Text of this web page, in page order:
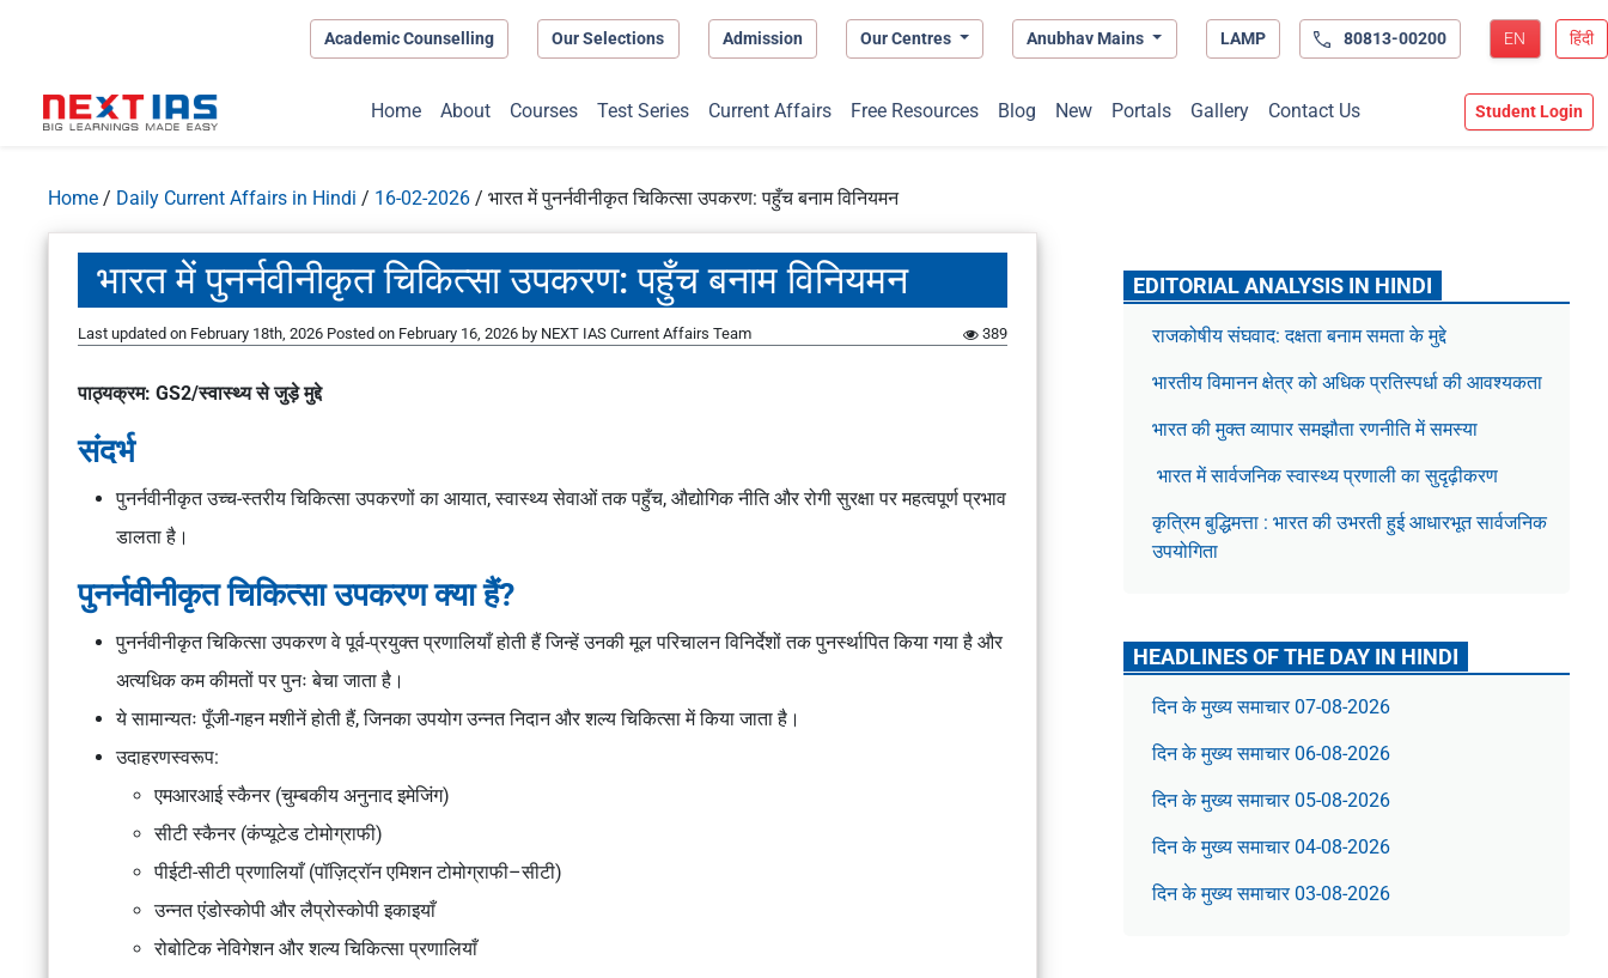
Academic Counselling Our Selections Admission Our Centres Anubhav Mains LAMP 80813-00200 EN हिंदी
Home About Courses Test Series Current Affairs Free Resources Blog New Portals Gallery Contact Us Student Login
Home / Daily Current Affairs in Hindi / 16-02-2026 / भारत में पुनर्नवीनीकृत चिकित्सा उपकरण: पहुँच बनाम विनियमन
भारत में पुनर्नवीनीकृत चिकित्सा उपकरण: पहुँच बनाम विनियमन
Last updated on February 18th, 2026 Posted on February 16, 2026 by NEXT IAS Current Affairs Team 389
पाठ्यक्रम: GS2/स्वास्थ्य से जुड़े मुद्दे
संदर्भ
पुनर्नवीनीकृत उच्च-स्तरीय चिकित्सा उपकरणों का आयात, स्वास्थ्य सेवाओं तक पहुँच, औद्योगिक नीति और रोगी सुरक्षा पर महत्वपूर्ण प्रभाव
डालता है।
पुनर्नवीनीकृत चिकित्सा उपकरण क्या हैं?
पुनर्नवीनीकृत चिकित्सा उपकरण वे पूर्व-प्रयुक्त प्रणालियाँ होती हैं जिन्हें उनकी मूल परिचालन विनिर्देशों तक पुनर्स्थापित किया गया है और
अत्यधिक कम कीमतों पर पुनः बेचा जाता है।
ये सामान्यतः पूँजी-गहन मशीनें होती हैं, जिनका उपयोग उन्नत निदान और शल्य चिकित्सा में किया जाता है।
उदाहरणस्वरूप:
एमआरआई स्कैनर (चुम्बकीय अनुनाद इमेजिंग)
सीटी स्कैनर (कंप्यूटेड टोमोग्राफी)
पीईटी-सीटी प्रणालियाँ (पॉज़िट्रॉन एमिशन टोमोग्राफी–सीटी)
उन्नत एंडोस्कोपी और लैप्रोस्कोपी इकाइयाँ
रोबोटिक नेविगेशन और शल्य चिकित्सा प्रणालियाँ
EDITORIAL ANALYSIS IN HINDI
राजकोषीय संघवाद: दक्षता बनाम समता के मुद्दे
भारतीय विमानन क्षेत्र को अधिक प्रतिस्पर्धा की आवश्यकता
भारत की मुक्त व्यापार समझौता रणनीति में समस्या
भारत में सार्वजनिक स्वास्थ्य प्रणाली का सुदृढ़ीकरण
कृत्रिम बुद्धिमत्ता : भारत की उभरती हुई आधारभूत सार्वजनिक
उपयोगिता
HEADLINES OF THE DAY IN HINDI
दिन के मुख्य समाचार 07-08-2026
दिन के मुख्य समाचार 06-08-2026
दिन के मुख्य समाचार 05-08-2026
दिन के मुख्य समाचार 04-08-2026
दिन के मुख्य समाचार 03-08-2026